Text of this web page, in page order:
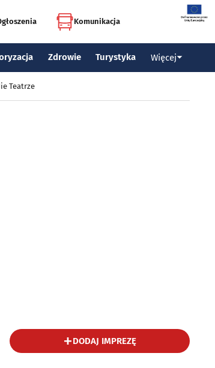
Komunikacja
Zdrowie Turystyka Więcej
Teatrze
DODAJ IMPREZĘ